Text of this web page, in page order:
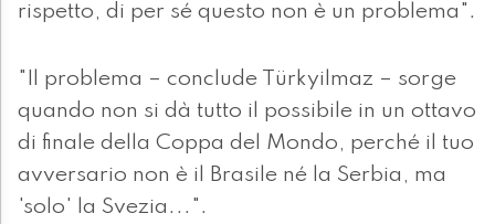
rispetto, di per sé questo non è un problema".
"Il problema – conclude Türkyilmaz – sorge
quando non si dà tutto il possibile in un ottavo
di finale della Coppa del Mondo, perché il tuo
avversario non è il Brasile né la Serbia, ma
'solo' la Svezia...".